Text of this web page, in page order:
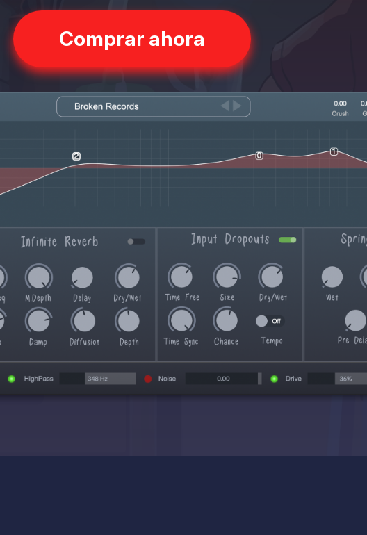
Comprar ahora